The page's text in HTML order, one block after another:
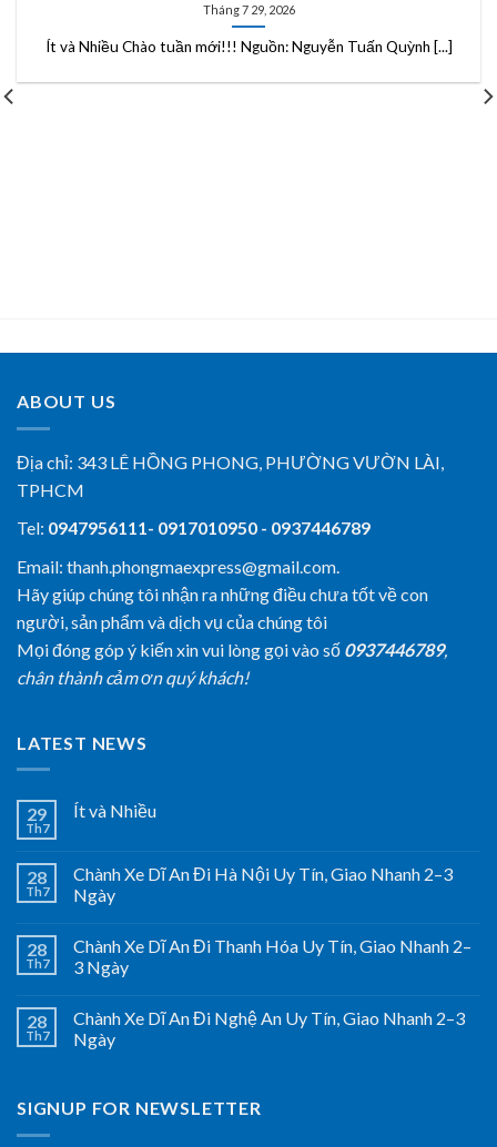
Tháng 7 29, 2026
Ít và Nhiều Chào tuần mới!!! Nguồn: Nguyễn Tuấn Quỳnh [...]
ABOUT US
Địa chỉ: 343 LÊ HỒNG PHONG, PHƯỜNG VƯỜN LÀI,
TPHCM
Tel: 0947956111- 0917010950 - 0937446789
Email: thanh.phongmaexpress@gmail.com.
Hãy giúp chúng tôi nhận ra những điều chưa tốt về con
người, sản phẩm và dịch vụ của chúng tôi
Mọi đóng góp ý kiến xin vui lòng gọi vào số 0937446789,
chân thành cảm ơn quý khách!
LATEST NEWS
29
Th7
Ít và Nhiều
28
Th7
Chành Xe Dĩ An Đi Hà Nội Uy Tín, Giao Nhanh 2–3
Ngày
28
Th7
Chành Xe Dĩ An Đi Thanh Hóa Uy Tín, Giao Nhanh 2–
3 Ngày
28
Th7
Chành Xe Dĩ An Đi Nghệ An Uy Tín, Giao Nhanh 2–3
Ngày
SIGNUP FOR NEWSLETTER